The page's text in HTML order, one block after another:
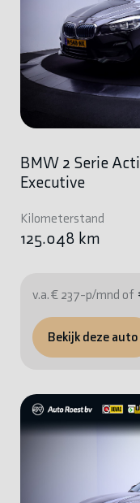
BMW 2 Serie
Executive
Kilometerstand
125.048 km
v.a. € 237-p/mnd of
Bekijk deze auto